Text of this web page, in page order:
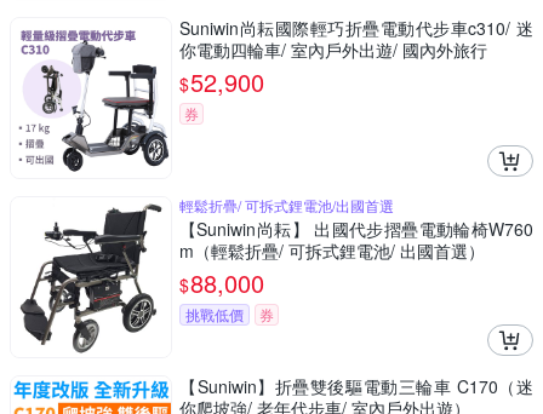
Suniwin尚耘國際輕巧折疊電動代步車c310/ 迷
你電動四輪車/ 室內戶外出遊/ 國內外旅行
$52,900
券
輕鬆折疊/ 可拆式鋰電池/出國首選
【Suniwin尚耘】 出國代步摺疊電動輪椅W760
m（輕鬆折疊/ 可拆式鋰電池/ 出國首選）
$88,000
挑戰低價 券
【Suniwin】折疊雙後驅電動三輪車 C170（迷
你爬坡強/ 老年代步車/ 室內戶外出遊）